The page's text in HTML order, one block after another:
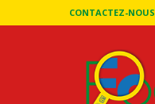
CONTACTEZ-NOUS